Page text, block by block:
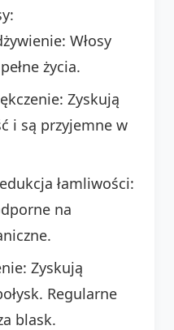
Włosy
życia.
Zyskują
i są przyjemne w
łamliwości:
na
Zyskują
Regularne
blask.